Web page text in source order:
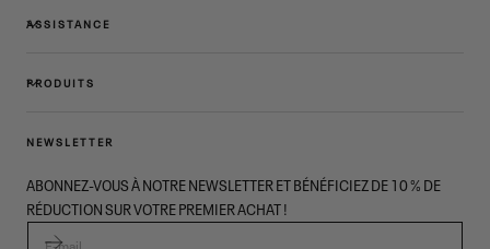
ASSISTANCE
PRODUITS
NEWSLETTER
ABONNEZ-VOUS À NOTRE NEWSLETTER ET BÉNÉFICIEZ DE 10 % DE
RÉDUCTION SUR VOTRE PREMIER ACHAT !